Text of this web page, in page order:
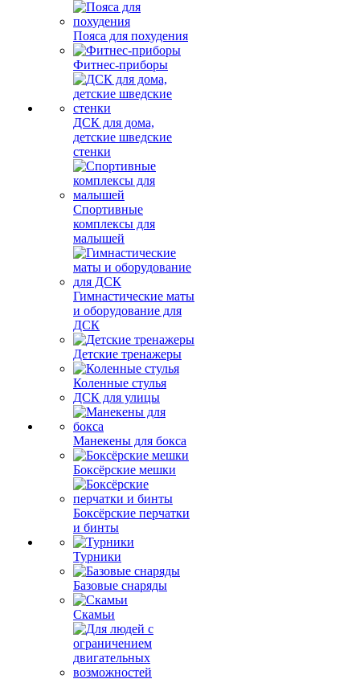
Пояса для похудения
Фитнес-приборы
ДСК для дома,
детские шведские
стенки
Спортивные
комплексы для
малышей
Гимнастические маты
и оборудование для
ДСК
Детские тренажеры
Коленные стулья
ДСК для улицы
Манекены для бокса
Боксёрские мешки
Боксёрские перчатки
и бинты
Турники
Базовые снаряды
Скамьи